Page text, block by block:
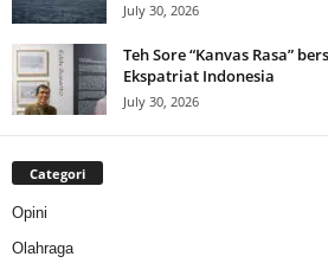
July 30, 2026
Teh Sore “Kanvas Rasa”
Ekspatriat Indonesia
July 30, 2026
Categori
Opini
Olahraga